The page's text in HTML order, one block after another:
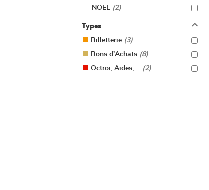
NOEL (2)
Types
Billetterie (3)
Bons d'Achats (8)
Octroi, Aides, ... (2)